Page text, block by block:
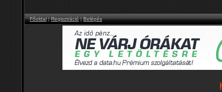
Főoldal|Regisztráció|Belépés